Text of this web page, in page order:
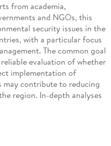
from academia,
and NGOs, this
security issues in the
with a particular focus
The common goal
evaluation of whether
implementation of
contribute to reducing
region. In-depth analyses
beyond the SEE